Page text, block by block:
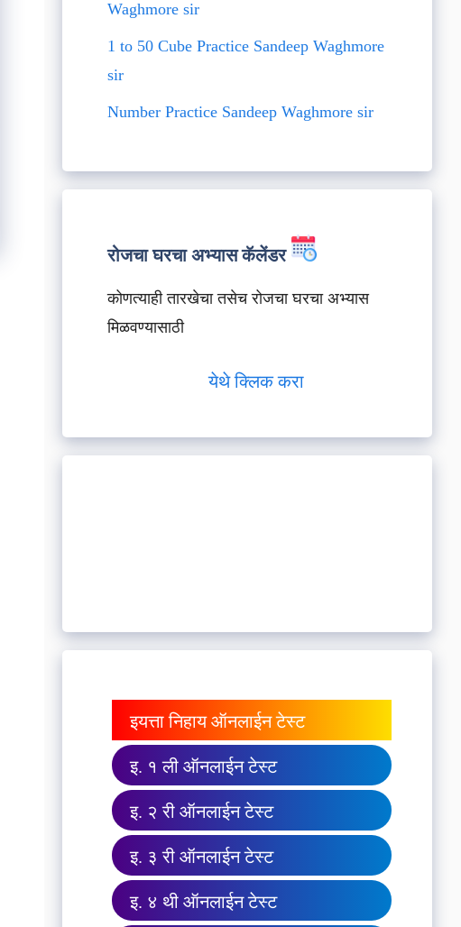
Waghmore sir
1 to 50 Cube Practice Sandeep Waghmore
sir
Number Practice Sandeep Waghmore sir
रोजचा घरचा अभ्यास कॅलेंडर
कोणत्याही तारखेचा तसेच रोजचा घरचा अभ्यास
मिळवण्यासाठी
येथे क्लिक करा
इयत्ता निहाय ऑनलाईन टेस्ट
इ. १ ली ऑनलाईन टेस्ट
इ. २ री ऑनलाईन टेस्ट
इ. ३ री ऑनलाईन टेस्ट
इ. ४ थी ऑनलाईन टेस्ट